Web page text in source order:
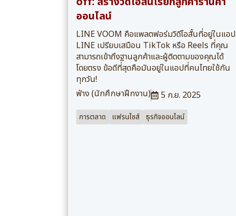
ออนไลน์
LINE VOOM คือแพลตฟอร์มวิดีโอสั้นที่อยู่ในแอป
LINE เปรียบเสมือน TikTok หรือ Reels ที่คุณ
สามารถเข้าถึงฐานลูกค้าและผู้ติดตามของคุณได้
โดยตรง ข้อดีที่สุดคือมันอยู่ในแอปที่คนไทยใช้กัน
ทุกวัน!
ฟ่าง (นักศึกษาฝึกงาน)
5 ก.ย. 2025
การตลาด แฟรนไชส์ ธุรกิจออนไลน์